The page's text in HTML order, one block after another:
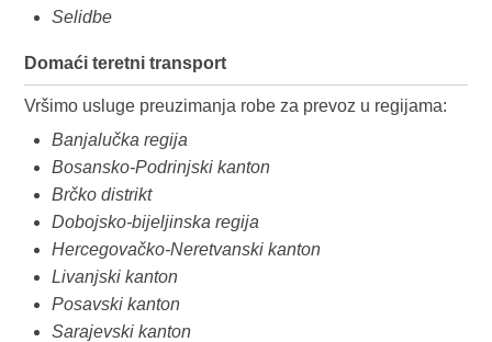
Selidbe
Domaći teretni transport
Vršimo usluge preuzimanja robe za prevoz u regijama:
Banjalučka regija
Bosansko-Podrinjski kanton
Brčko distrikt
Dobojsko-bijeljinska regija
Hercegovačko-Neretvanski kanton
Livanjski kanton
Posavski kanton
Sarajevski kanton